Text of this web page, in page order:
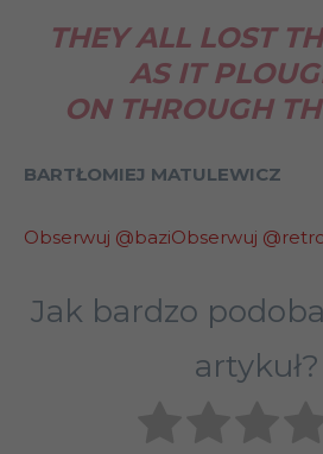
THEY ALL LOST
AS IT
ON THROUGH
BARTŁOMIEJ MATULEWICZ
Obserwuj @baziObserwuj
Jak bardzo
artykuł?